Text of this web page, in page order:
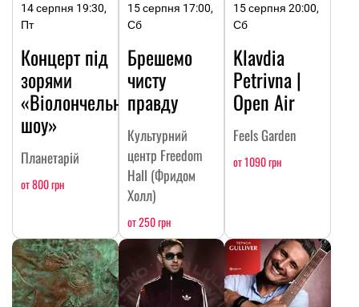
14 серпня 19:30,
Пт
Концерт під
зорями
«Віолончельне
шоу»
Планетарій
от 800 грн
15 серпня 17:00,
Сб
Брешемо
чисту
правду
Культурний
центр Freedom
Hall (Фридом
Холл)
от 250 грн
15 серпня 20:00,
Сб
Klavdia
Petrivna |
Open Air
Feels Garden
от 1090 грн